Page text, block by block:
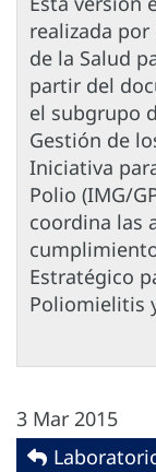
realizada
de la Salud
partir del
el subgrupo
Gestión de
Iniciativa
Polio (IMG/
coordina las
Estratégico
Poliomielitis
3 Mar 2015